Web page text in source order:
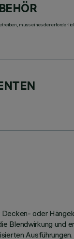
muss eines der
oder
Blendwirkung und